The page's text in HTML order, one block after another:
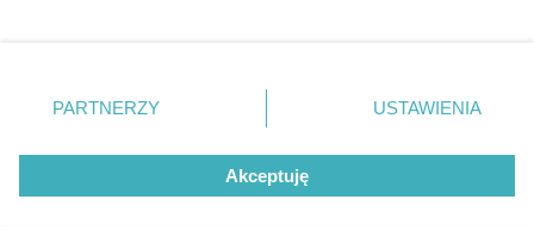
zmienić/wycofać klikając przycisk ustawień prywatności
znajdujący się w lewym dolnym rogu strony
rodzaje przetwarzania danych nie wymagają zgody
użytkownika, ale masz prawo sprzeciwić się takiemu
przetwarzaniu. Preferencje będą miały zastosowanie tylko
PARTNERZY USTAWIENIA
Akceptuję